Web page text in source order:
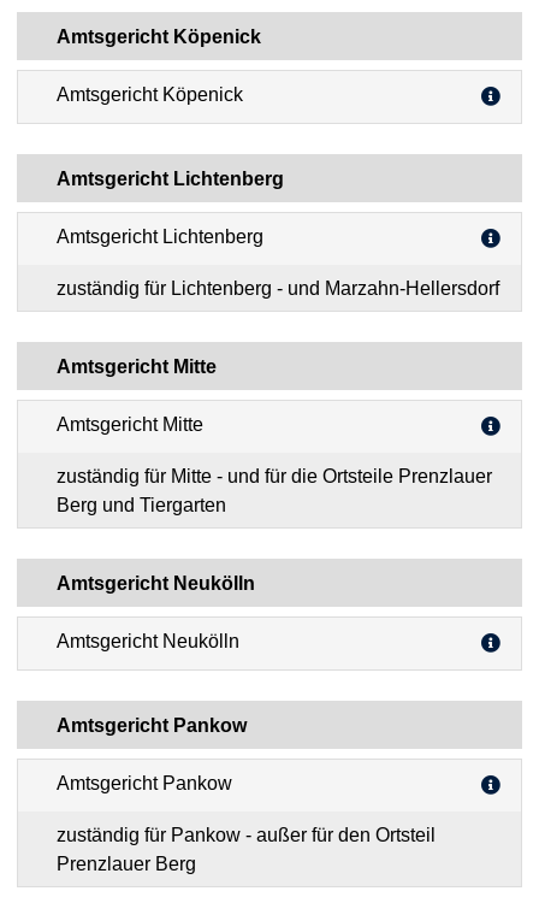
Amtsgericht Köpenick
Amtsgericht Köpenick
Amtsgericht Lichtenberg
Amtsgericht Lichtenberg
zuständig für Lichtenberg - und Marzahn-Hellersdorf
Amtsgericht Mitte
Amtsgericht Mitte
zuständig für Mitte - und für die Ortsteile Prenzlauer
Berg und Tiergarten
Amtsgericht Neukölln
Amtsgericht Neukölln
Amtsgericht Pankow
Amtsgericht Pankow
zuständig für Pankow - außer für den Ortsteil
Prenzlauer Berg